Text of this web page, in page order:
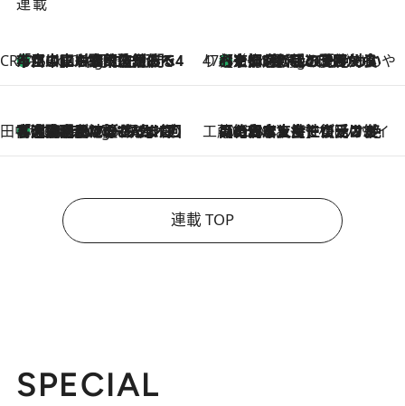
CREA'S CHOICE
1 Hour Ago
「立川にも歌舞伎があるんだよ」 片岡仁左衛門・市川中車ら豪華座組みで4年目の立川立飛歌舞伎へ 47都道府県の手みやげ ひんやりスイーツで夏を満喫
1 Hour Ago
【京都府】この夏絶対食べたい 冷やしておいしいおやつ3選 ひと口目から心を掴む新緑のテリーヌ
田中稲の勝手に再ブーム
6 Hours Ago
「湘南乃風に憧れて」観客大盛上がりの“タオル回し”に、ラッパー顔負けの高速歌唱まで…さだまさし（74）のアグレッシブすぎる現在地 工藤まやのおもてなしハワイ
2026.8.6
【ハワイ土産】ローカルの絶大な支持で復活！ 絶品の幻クッキー《元ファンの日本人女性が受け継いだ名店》
連載 TOP
SPECIAL